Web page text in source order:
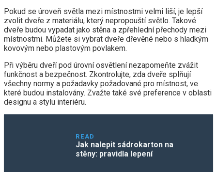
Pokud se úroveň světla mezi místnostmi velmi liší, je lepší
zvolit dveře z materiálu, který nepropouští světlo. Takové
dveře budou vypadat jako stěna a zpřehlední přechody mezi
místnostmi. Můžete si vybrat dveře dřevěné nebo s hladkým
kovovým nebo plastovým povlakem.
Při výběru dveří pod úrovní osvětlení nezapomeňte zvážit
funkčnost a bezpečnost. Zkontrolujte, zda dveře splňují
všechny normy a požadavky požadované pro místnost, ve
které budou instalovány. Zvažte také své preference v oblasti
designu a stylu interiéru.
READ
Jak nalepit sádrokarton na
stěny: pravidla lepení